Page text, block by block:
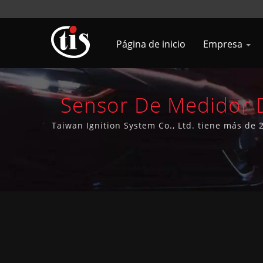
Página de inicio Empresa
Sensor De Medidor
Bobinas De
Taiwan Ignition System Co., Ltd. tiene más
9001 durante más